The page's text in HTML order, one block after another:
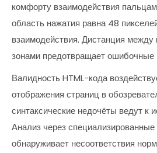
комфорту взаимодействия
область нажатия равна 48
взаимодействия. Дистанция
зонами предотвращает ошибочные
Валидность HTML-кода
отображения страниц в
синтаксические недочёты ведут к
Анализ через
обнаруживает несоответствия